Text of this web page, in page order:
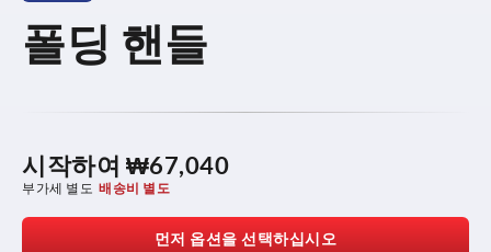
폴딩 핸들
시작하여 ₩67,040
부가세 별도 배송비 별도
먼저 옵션을 선택하십시오